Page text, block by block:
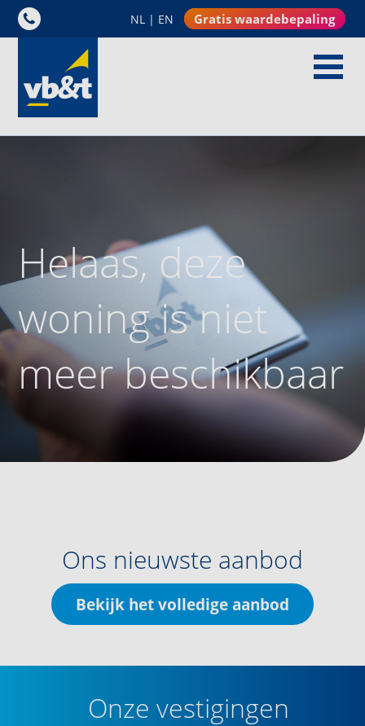
NL | EN Gratis waardebepaling
Helaas, deze
woning is niet
meer beschikbaar
Ons nieuwste aanbod
Bekijk het volledige aanbod
Onze vestigingen